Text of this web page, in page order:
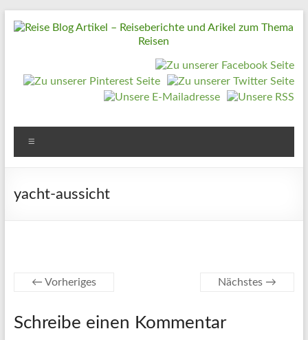
Inhalt
Blog
–
Reiseberichte
Arikel
zum
Reise
Tipps
yacht-aussicht
← Vorheriges Nächstes →
Schreibe einen Kommentar